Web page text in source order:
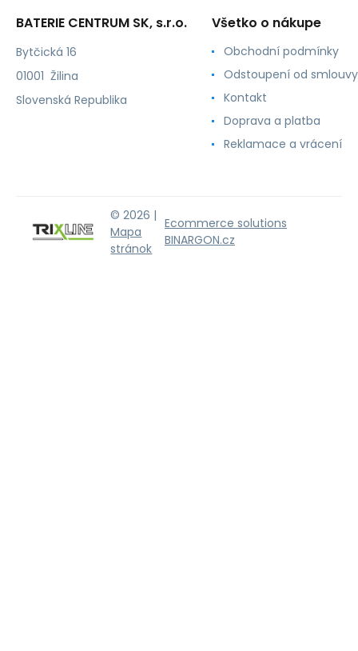
BATERIE CENTRUM SK, s.r.o.
Bytčická 16
01001 Žilina
Slovenská Republika
Všetko o nákupe
Obchodní podmínky
Odstoupení od smlouvy
Kontakt
Doprava a platba
Reklamace a vrácení
© 2026 |
Mapa
stránok
Ecommerce solutions
BINARGON.cz